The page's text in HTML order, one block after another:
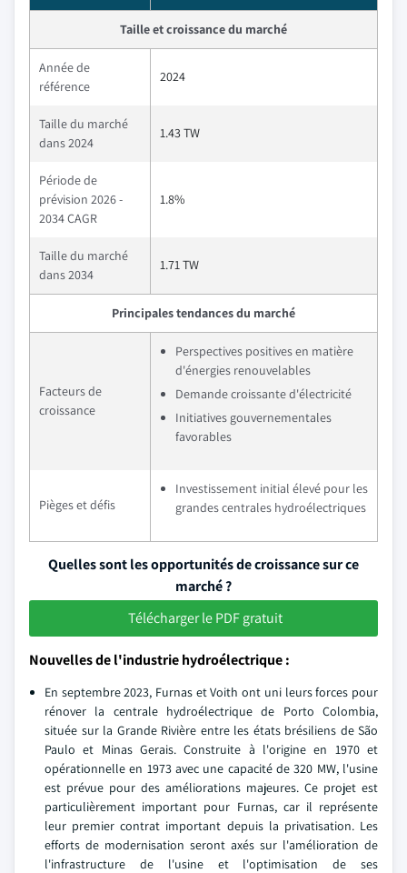
Taille et croissance du marché
Année de
référence
2024
Taille du marché
dans 2024
1.43 TW
Période de
prévision 2026 -
2034 CAGR
1.8%
Taille du marché
dans 2034
1.71 TW
Principales tendances du marché
Facteurs de
croissance
Perspectives positives en matière
d'énergies renouvelables
Demande croissante d'électricité
Initiatives gouvernementales
favorables
Pièges et défis
Investissement initial élevé pour les
grandes centrales hydroélectriques
Quelles sont les opportunités de croissance sur ce
marché ?
Télécharger le PDF gratuit
Nouvelles de l'industrie hydroélectrique :
En septembre 2023, Furnas et Voith ont uni leurs forces pour
rénover la centrale hydroélectrique de Porto Colombia,
située sur la Grande Rivière entre les états brésiliens de São
Paulo et Minas Gerais. Construite à l'origine en 1970 et
opérationnelle en 1973 avec une capacité de 320 MW, l'usine
est prévue pour des améliorations majeures. Ce projet est
particulièrement important pour Furnas, car il représente
leur premier contrat important depuis la privatisation. Les
efforts de modernisation seront axés sur l'amélioration de
l'infrastructure de l'usine et l'optimisation de ses